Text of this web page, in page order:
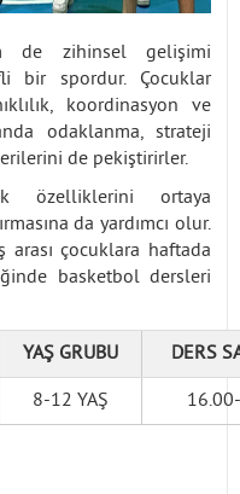
de zihinsel gelişimi
bir spordur. Çocuklar
koordinasyon ve
odaklanma, strateji
de pekiştirirler.
özelliklerini ortaya
da yardımcı olur.
arası çocuklara haftada
basketbol dersleri
YAŞ GRUBU
DERS
8-12 YAŞ